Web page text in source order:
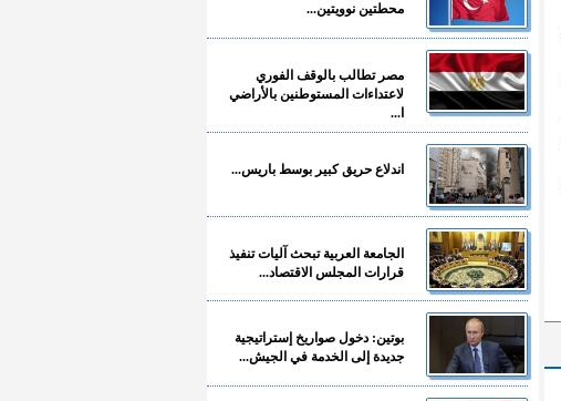
محطتين نوويتين...
مصر تطالب بالوقف الفوري
لاعتداءات المستوطنين بالأراضي
ا...
اندلاع حريق كبير بوسط باريس...
الجامعة العربية تبحث آليات تنفيذ
قرارات المجلس الاقتصاد...
بوتين: دخول صواريخ إستراتيجية
جديدة إلى الخدمة في الجيش...